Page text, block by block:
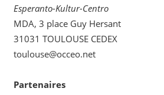
Esperanto-Kultur-Centro
MDA, 3 place Guy Hersant
31031 TOULOUSE CEDEX
toulouse@occeo.net
Partenaires